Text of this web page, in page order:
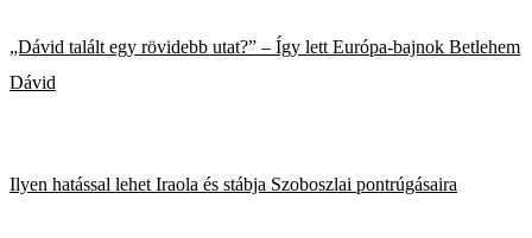
„Dávid talált egy rövidebb utat?” – Így lett Európa-bajnok Betlehem
Dávid
Ilyen hatással lehet Iraola és stábja Szoboszlai pontrúgásaira